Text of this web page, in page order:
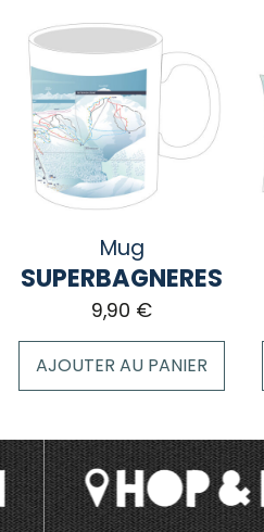
plusieurs
variations.
Les
options
peuvent
être
choisies
la
page
produit
Mug
SUPERBAGNERES
9,90 €
AJOUTER AU PANIER